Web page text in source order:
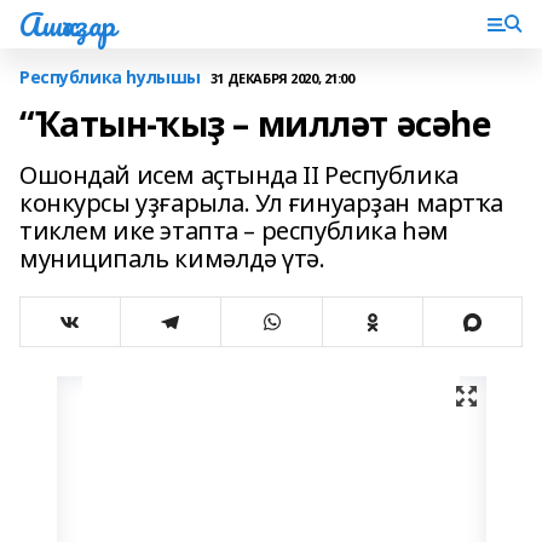
Ашҡаҙар
Республика һулышы 31 ДЕКАБРЯ 2020, 21:00
“Ҡатын-ҡыҙ – милләт әсәһе
Ошондай исем аҫтында II Республика
конкурсы уҙғарыла. Ул ғинуарҙан мартҡа
тиклем ике этапта – республика һәм
муниципаль кимәлдә үтә.